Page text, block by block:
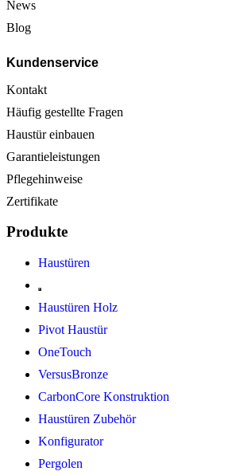
News
Blog
Kundenservice
Kontakt
Häufig gestellte Fragen
Haustür einbauen
Garantieleistungen
Pflegehinweise
Zertifikate
Produkte
Haustüren
Haustüren Holz
Pivot Haustür
OneTouch
VersusBronze
CarbonCore Konstruktion
Haustüren Zubehör
Konfigurator
Pergolen